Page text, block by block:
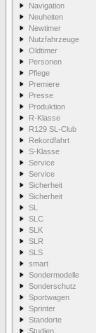
Navigation
Neuheiten
Newtimer
Nutzfahrzeuge
Oldtimer
Personen
Pflege
Premiere
Presse
Produktion
R-Klasse
R129 SL-Club
Rekordfahrt
S-Klasse
Service
Service
Sicherheit
Sicherheit
SL
SLC
SLK
SLR
SLS
smart
Sondermodelle
Sonderschutz
Sportwagen
Sprinter
Standorte
Studien